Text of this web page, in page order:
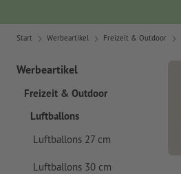
Start Werbeartikel Freizeit & Outdoor
Werbeartikel
Freizeit & Outdoor
Luftballons
Luftballons 27 cm
Luftballons 30 cm